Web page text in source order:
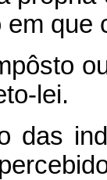
que
lei.
das